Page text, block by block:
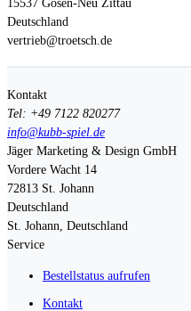
15537 Gosen-Neu Zittau
Deutschland
vertrieb@troetsch.de
Kontakt
Tel: +49 7122 820277
info@kubb-spiel.de
Jäger Marketing & Design GmbH
Vordere Wacht 14
72813 St. Johann
Deutschland
St. Johann, Deutschland
Service
Bestellstatus aufrufen
Kontakt